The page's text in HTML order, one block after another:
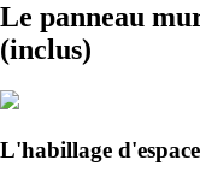
Le panneau
(inclus)
L'habillage